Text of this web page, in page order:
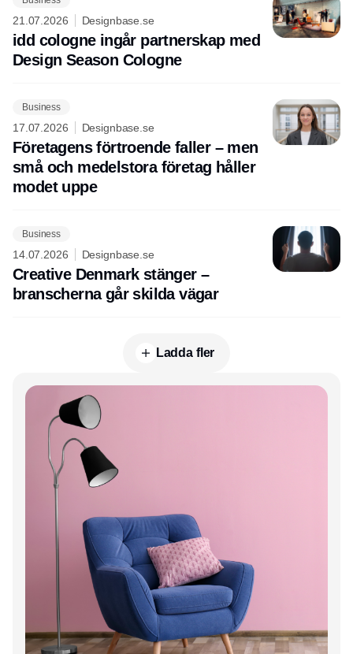
21.07.2026 Designbase.se
idd cologne ingår partnerskap med
Design Season Cologne
Business
17.07.2026 Designbase.se
Företagens förtroende faller – men
små och medelstora företag håller
modet uppe
Business
14.07.2026 Designbase.se
Creative Denmark stänger –
branscherna går skilda vägar
Ladda fler
Annons